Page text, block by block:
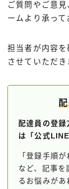
menu配達員
配達員272
収入シミュ
Uber Eats
menuの注文
ロケットナ
ご質問やご意
ームより承って
担当者が内容
させていただき
配達員の登録
は「公式
「登録手順
など、記事を
るお悩みが